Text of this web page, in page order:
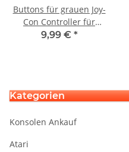
Buttons für grauen Joy-
Con Controller für
Nintendo Switch
9,99 € *
Kategorien
Konsolen Ankauf
Atari